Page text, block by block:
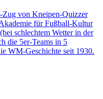
von Kneipen-Quizzer
für Fußball-Kultur
schlechtem Wetter in der
die 5er-Teams in 5
WM-Geschichte seit 1930.